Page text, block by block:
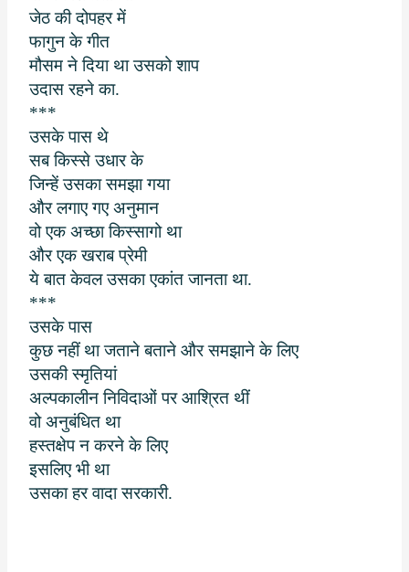
जेठ की दोपहर में
फागुन के गीत
मौसम ने दिया था उसको शाप
उदास रहने का.
***
उसके पास थे
सब किस्से उधार के
जिन्हें उसका समझा गया
और लगाए गए अनुमान
वो एक अच्छा किस्सागो था
और एक खराब प्रेमी
ये बात केवल उसका एकांत जानता था.
***
उसके पास
कुछ नहीं था जताने बताने और समझाने के लिए
उसकी स्मृतियां
अल्पकालीन निविदाओं पर आश्रित थीं
वो अनुबंधित था
हस्तक्षेप न करने के लिए
इसलिए भी था
उसका हर वादा सरकारी.